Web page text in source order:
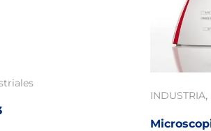
INDUSTRIA,